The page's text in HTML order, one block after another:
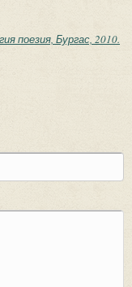
поезия, Бургас, 2010.